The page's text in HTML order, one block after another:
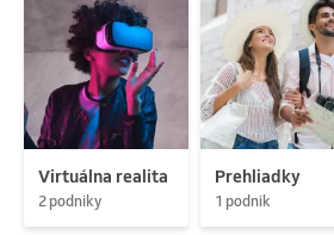
Virtuálna realita
2 podniky
Prehliadky
1 podnik